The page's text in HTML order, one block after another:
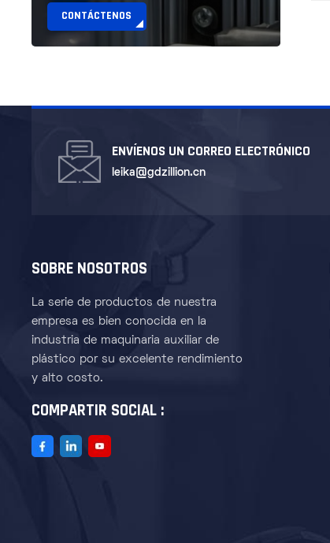
CONTÁCTENOS
ENVÍENOS UN CORREO ELECTRÓNICO
leika@gdzillion.cn
SOBRE NOSOTROS
La serie de productos de nuestra
empresa es bien conocida en la
industria de maquinaria auxiliar de
plástico por su excelente rendimiento
y alto costo.
COMPARTIR SOCIAL :